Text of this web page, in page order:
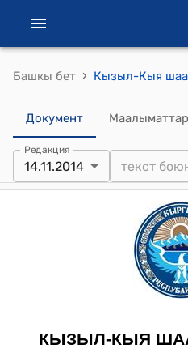
Башкы бет ›
Документ Маалыматтар
Редакция
14.11.2014